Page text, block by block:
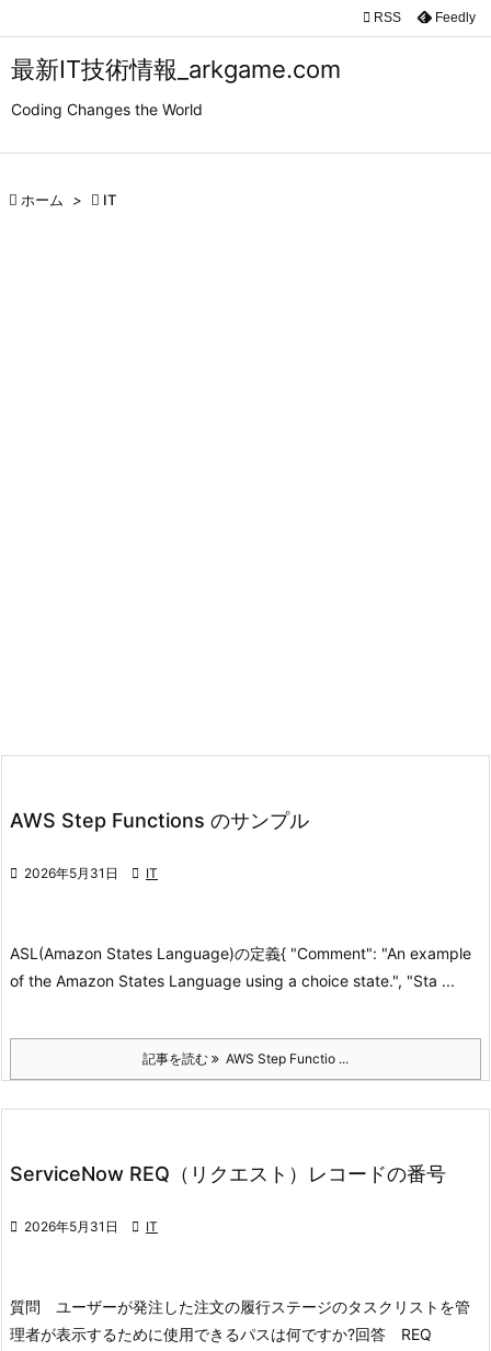
最新IT技術情報_arkgame.com
Coding Changes the World


 RSS Feedly
 ホーム >  IT
AWS Step Functions のサンプル
 2026年5月31日  IT
ASL(Amazon States Language)の定義{ "Comment": "An example
of the Amazon States Language using a choice state.", "Sta ...
記事を読む AWS Step Functio ...
ServiceNow REQ（リクエスト）レコードの番号
 2026年5月31日  IT
質問 ユーザーが発注した注文の履行ステージのタスクリストを管
理者が表示するために使用できるパスは何ですか?回答 REQ